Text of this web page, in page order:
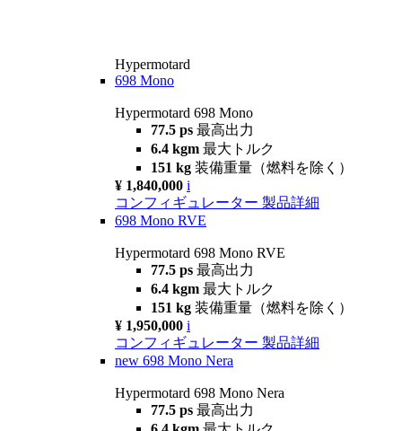
Hypermotard
698 Mono
Hypermotard 698 Mono
77.5 ps 最高出力
6.4 kgm 最大トルク
151 kg 装備重量（燃料を除く）
¥ 1,840,000 i
コンフィギュレーター 製品詳細
698 Mono RVE
Hypermotard 698 Mono RVE
77.5 ps 最高出力
6.4 kgm 最大トルク
151 kg 装備重量（燃料を除く）
¥ 1,950,000 i
コンフィギュレーター 製品詳細
new 698 Mono Nera
Hypermotard 698 Mono Nera
77.5 ps 最高出力